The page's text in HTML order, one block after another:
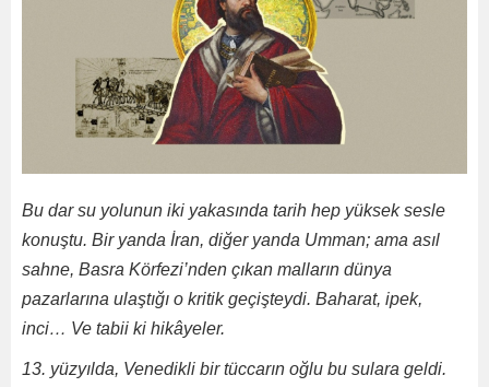
Bu dar su yolunun iki yakasında tarih hep yüksek sesle
konuştu. Bir yanda İran, diğer yanda Umman; ama asıl
sahne, Basra Körfezi’nden çıkan malların dünya
pazarlarına ulaştığı o kritik geçişteydi. Baharat, ipek,
inci… Ve tabii ki hikâyeler.
13. yüzyılda, Venedikli bir tüccarın oğlu bu sulara geldi.